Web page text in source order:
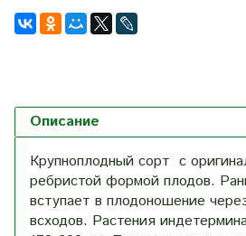
Описание
Крупноплодный сорт с
ребристой формой плодов.
вступает в плодоношение
всходов. Растения